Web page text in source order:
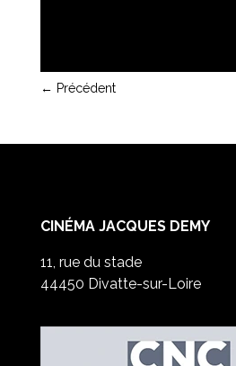
← Précédent
CINÉMA JACQUES DEMY
11, rue du stade
44450 Divatte-sur-Loire